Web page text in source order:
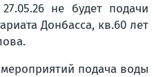
не будет подачи
Донбасса, кв.60 лет
подача воды